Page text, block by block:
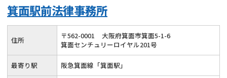
箕面駅前法律事務所
住所 〒562-0001
大阪府箕面市箕面5-1-6
箕面センチュリーロイヤル201号
最寄り駅 阪急箕面線「箕面駅」